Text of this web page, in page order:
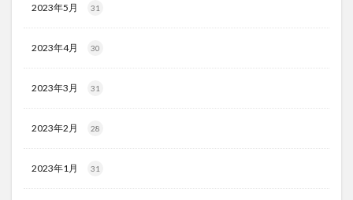
2023年5月 31
2023年4月 30
2023年3月 31
2023年2月 28
2023年1月 31